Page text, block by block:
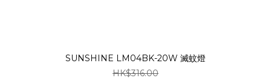
SUNSHINE LM04BK-20W 滅蚊燈
HK$316.00